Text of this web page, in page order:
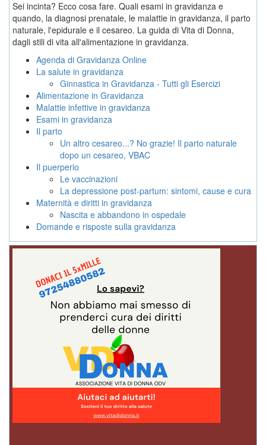
Sei incinta? Ecco cosa fare. Quali esami in gravidanza e
quando, la diagnosi prenatale, le malattie in gravidanza, il parto
naturale, l'epidurale e il cesareo. La guida di Vita di Donna,
dagli stili di vita all'alimentazione in gravidanza.
Agenda di Gravidanza Online
La salute in gravidanza
Ginnastica in Gravidanza - Tutti gli Esercizi
Alimentazione in Gravidanza
Malattie infettive in gravidanza
Esami in gravidanza
Il parto
Un altro cesareo...? No grazie! Il parto naturale
dopo un cesareo, VBAC
Il puerperio
Le vaccinazioni
La depressione post-partum: sintomi, cause e cura
Maternità e diritti in gravidanza
Nascita e abbandono in ospedale
Domande e risposte sulla gravidanza